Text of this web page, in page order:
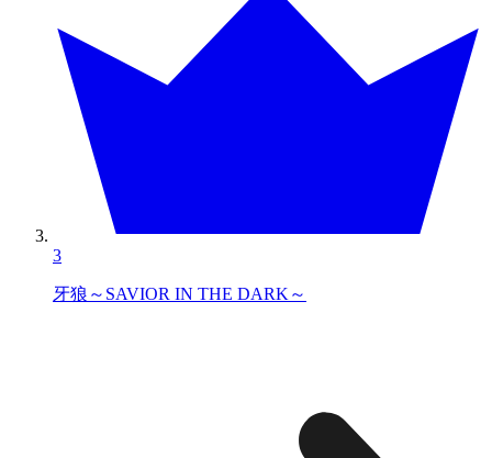
3
牙狼～SAVIOR IN THE DARK～